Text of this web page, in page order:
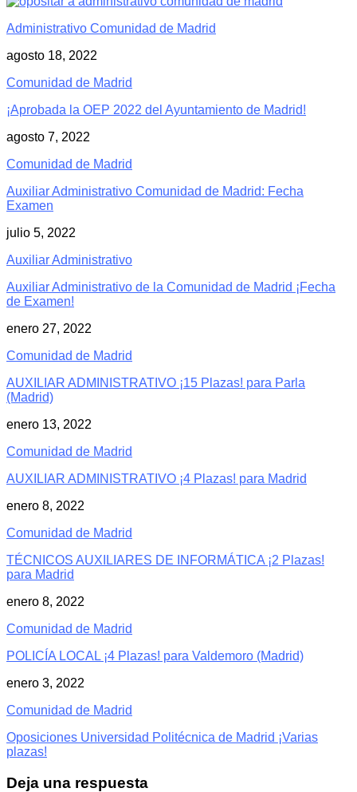
Administrativo Comunidad de Madrid
agosto 18, 2022
Comunidad de Madrid
¡Aprobada la OEP 2022 del Ayuntamiento de Madrid!
agosto 7, 2022
Comunidad de Madrid
Auxiliar Administrativo Comunidad de Madrid: Fecha
Examen
julio 5, 2022
Auxiliar Administrativo
Auxiliar Administrativo de la Comunidad de Madrid ¡Fecha
de Examen!
enero 27, 2022
Comunidad de Madrid
AUXILIAR ADMINISTRATIVO ¡15 Plazas! para Parla
(Madrid)
enero 13, 2022
Comunidad de Madrid
AUXILIAR ADMINISTRATIVO ¡4 Plazas! para Madrid
enero 8, 2022
Comunidad de Madrid
TÉCNICOS AUXILIARES DE INFORMÁTICA ¡2 Plazas!
para Madrid
enero 8, 2022
Comunidad de Madrid
POLICÍA LOCAL ¡4 Plazas! para Valdemoro (Madrid)
enero 3, 2022
Comunidad de Madrid
Oposiciones Universidad Politécnica de Madrid ¡Varias
plazas!
Deja una respuesta